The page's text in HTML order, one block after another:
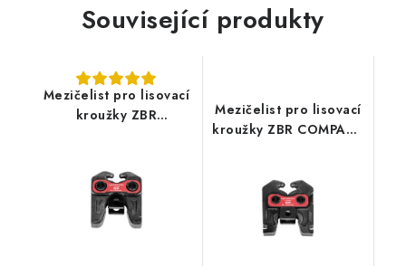
Související produkty
Mezičelist pro lisovací
kroužky ZBR
Mezičelist pro lisovací
kroužky ZBR COMPACT